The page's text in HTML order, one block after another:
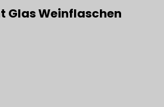
Glas Weinflaschen